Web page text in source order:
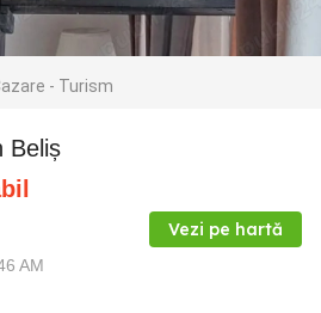
- Turism
Beliș
Vezi pe hartă
AM